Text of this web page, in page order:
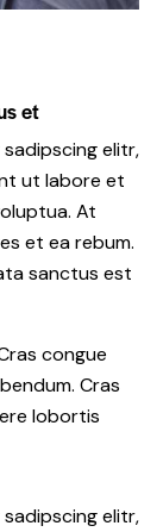
et
elitr,
ut labore et
At
et ea rebum.
sanctus est
congue
Cras
lobortis
elitr,